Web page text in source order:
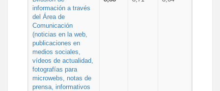
información a través
del Área de
Comunicación
(noticias en la web,
publicaciones en
medios sociales,
vídeos de actualidad,
fotografías para
microwebs, notas de
prensa, informativos